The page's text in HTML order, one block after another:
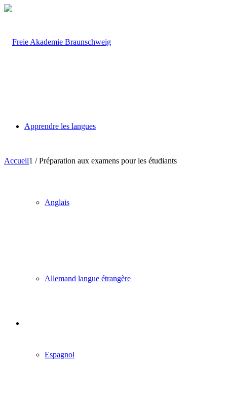
Apprendre les langues
Anglais
Allemand langue étrangère
Espagnol
Accueil1 / Préparation aux examens pour les étudiants